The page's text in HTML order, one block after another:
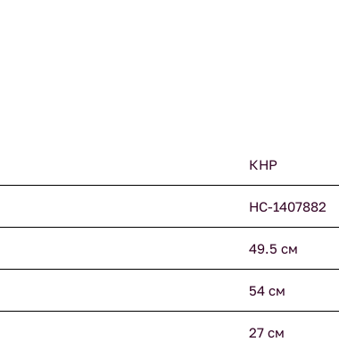
КНР
НС-1407882
49.5 см
54 см
27 см